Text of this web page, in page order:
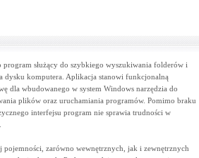
program służący do szybkiego wyszukiwania folderów i
dysku komputera. Aplikacja stanowi funkcjonalną
dla wbudowanego w system Windows narzędzia do
plików oraz uruchamiania programów. Pomimo braku
interfejsu program nie sprawia trudności w
pojemności, zarówno wewnętrznych, jak i zewnętrznych